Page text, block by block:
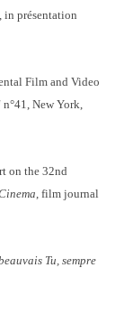
in présentation
Film and Video
n°41, New York,
on the 32nd
, film journal
Tu, sempre